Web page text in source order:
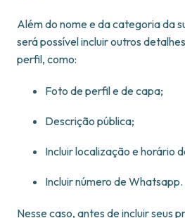
Além do nome e da categoria da
será possível incluir outros
perfil, como:
Foto de perfil e de capa;
Descrição pública;
Incluir localização e horário
Incluir número de Whatsapp.
Nesse caso, antes de incluir seus